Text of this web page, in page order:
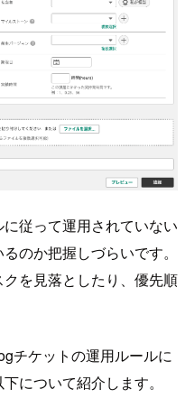
従って運用されていない
のか把握しづらいです。
を見落としたり、優先順
チケットの運用ルールに
について紹介します。